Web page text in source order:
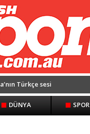
Türkçe sesi
DÜNYA SPOR